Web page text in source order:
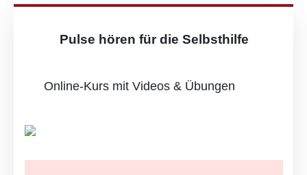
Pulse hören für die Selbsthilfe
Online-Kurs mit Videos & Übungen